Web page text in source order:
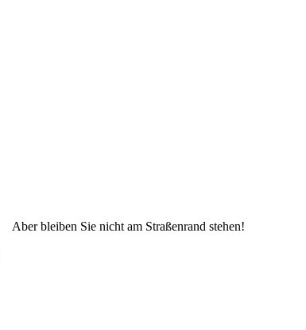
Aber bleiben Sie nicht am Straßenrand stehen!